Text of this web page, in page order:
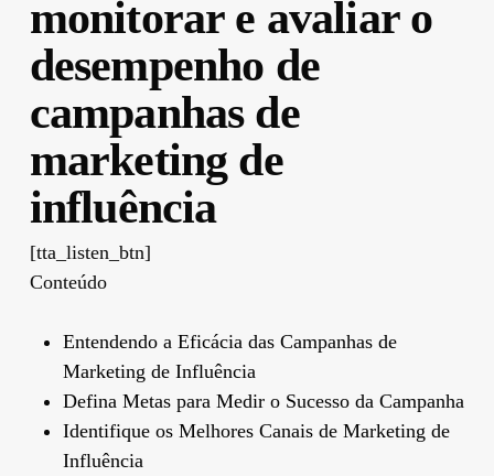
monitorar e avaliar o
desempenho de
campanhas de
marketing de
influência
[tta_listen_btn]
Conteúdo
Entendendo a Eficácia das Campanhas de
Marketing de Influência
Defina Metas para Medir o Sucesso da Campanha
Identifique os Melhores Canais de Marketing de
Influência